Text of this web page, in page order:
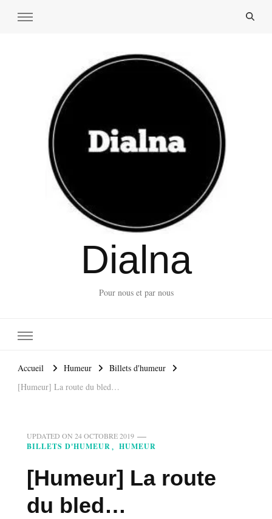
Dialna
Pour nous et par nous
Accueil Humeur
Billets d'humeur
[Humeur] La route du bled…
UPDATED ON 24 OCTOBRE 2019
BILLETS D'HUMEUR HUMEUR
[Humeur] La route
du bled…